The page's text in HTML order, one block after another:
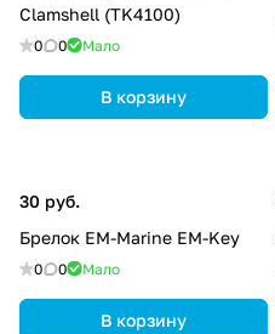
Clamshell (TK4100)
0 0 Мало
В корзину
30 руб.
Брелок EM-Marine EM-Key
0 0 Мало
В корзину